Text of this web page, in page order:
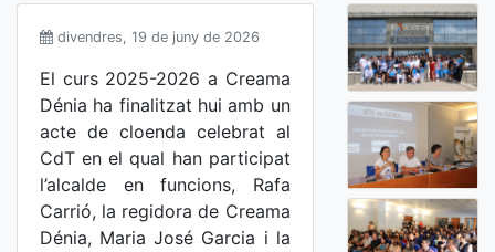
divendres, 19 de juny de 2026
El curs 2025-2026 a Creama
Dénia ha finalitzat hui amb un
acte de cloenda celebrat al
CdT en el qual han participat
l’alcalde en funcions, Rafa
Carrió, la regidora de Creama
Dénia, Maria José Garcia i la